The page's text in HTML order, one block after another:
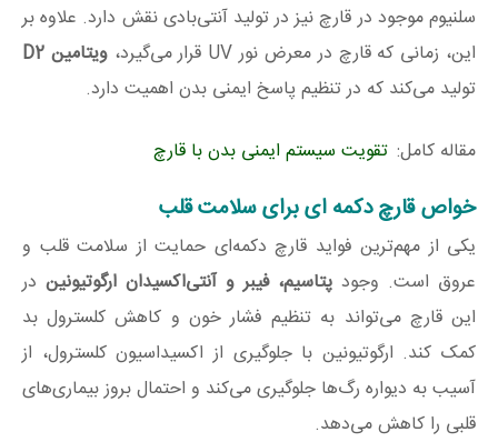
سلنیوم موجود در قارچ نیز در تولید آنتی‌بادی نقش دارد. علاوه بر
این، زمانی که قارچ در معرض نور UV قرار می‌گیرد،
ویتامین D2
تولید می‌کند که در تنظیم پاسخ ایمنی بدن اهمیت دارد.
مقاله کامل: تقویت سیستم ایمنی بدن با قارچ
خواص قارچ دکمه‌ ای برای سلامت قلب
یکی از مهم‌ترین فواید قارچ دکمه‌ای حمایت از سلامت قلب و
عروق است. وجود پتاسیم، فیبر و آنتی‌اکسیدان ارگوتیونین در
این قارچ می‌تواند به تنظیم فشار خون و کاهش کلسترول بد
کمک کند. ارگوتیونین با جلوگیری از اکسیداسیون کلسترول، از
آسیب به دیواره رگ‌ها جلوگیری می‌کند و احتمال بروز بیماری‌های
قلبی را کاهش می‌دهد.